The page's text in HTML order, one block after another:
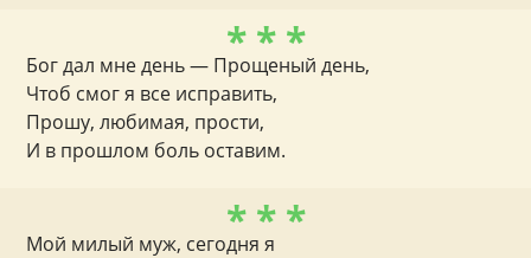
* * *
Бог дал мне день — Прощеный день,
Чтоб смог я все исправить,
Прошу, любимая, прости,
И в прошлом боль оставим.
* * *
Мой милый муж, сегодня я